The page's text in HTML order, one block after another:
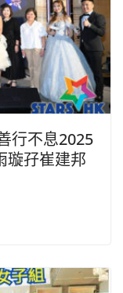
行不息2025
璇孖崔建邦